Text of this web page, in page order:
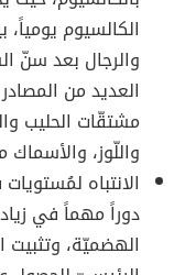
الكالسيوم
العديد من
مشتقّات الحليب
واللّوز،
الانتباه
دوراً مهماً في
الهضميّة،